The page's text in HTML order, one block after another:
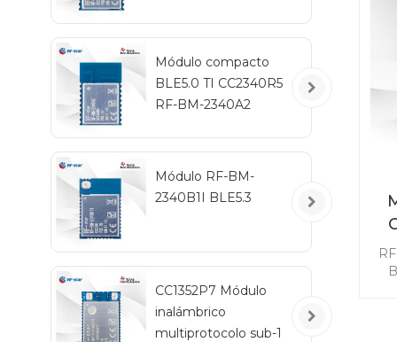
Módulo compacto
BLE5.0 TI CC2340R5
RF-BM-2340A2
Módulo RF-BM-
2340B1I BLE5.3
CC1352P7 Módulo
inalámbrico
multiprotocolo sub-1